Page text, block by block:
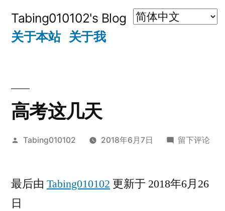
Tabing010102's Blog
关于本站
关于我
高考这几天
发
Tabing010102 2018年6月7日
于
这
留下评论
最后由 Tabing010102 更新于 2018年6月26
日